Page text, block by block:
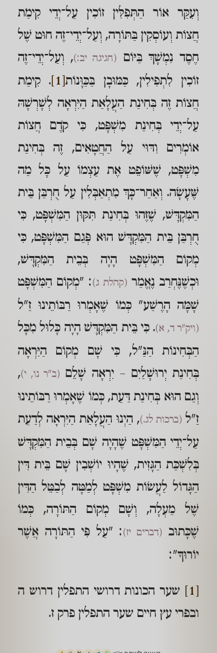
וְעִקַּר אוֹר הַתְּפִלִּין זוֹכִין עַל־יְדֵי קִימַת
חֲצוֹת וְעוֹסְקִין בַּתּוֹרָה, וְעַל־יְדֵי־זֶה חוּט שֶׁל
חֶסֶד נִמְשָׁךְ בַּיּוֹם (חגיגה יב:), וְעַל־יְדֵי־זֶה
זוֹכִין לִתְפִילִין, כַּמּוּבָן בַּכַּוָּנוֹת[1]
. קִימַת
חֲצוֹת זֶה בְּחִינַת הַעֲלָאַת הַיִּרְאָה לְשָׁרְשָׁהּ
עַל־יְדֵי בְּחִינַת מִשְׁפָּט, כִּי קֹדֶם חֲצוֹת
אוֹמְרִים וִדּוּי עַל הַחֲטָאִים, זֶה בְּחִינַת
מִשְׁפָּט, שֶׁשּׁוֹפֵט אֶת עַצְמוֹ עַל כָּל מַה
שֶּׁעָשָׂה. וְאַחַר־כָּךְ מִתְאַבְּלִין עַל חֻרְבַּן בֵּית
הַמִּקְדָּשׁ, שֶׁזֶּהוּ בְּחִינַת תִּקּוּן הַמִּשְׁפָּט, כִּי
חֻרְבַּן בֵּית הַמִּקְדָּשׁ הוּא פְּגַם הַמִּשְׁפָּט, כִּי
מְקוֹם הַמִּשְׁפָּט הָיָה בְּבֵית הַמִּקְדָּשׁ,
וּכְשֶׁנֶּחְרַב נֶאֱמַר (קהלת ג): "מְקוֹם הַמִּשְׁפָּט
שָׁמָּה הָרֶשַׁע" כְּמוֹ שֶׁאָמְרוּ רַבּוֹתֵינוּ זַ"ל
(ויק"ר ד, א). כִּי בֵּית הַמִּקְדָּשׁ הָיָה כָּלוּל מִכָּל
הַבְּחִינוֹת הַנַּ"ל, כִּי שָׁם מְקוֹם הַיִּרְאָה
בְּחִינַת יְרוּשָׁלַיִם – יִרְאָה שָׁלֵם (ב"ר נו, י),
וְגַם הוּא בְּחִינַת דַּעַת, כְּמוֹ שֶׁאָמְרוּ רַבּוֹתֵינוּ
זַ"ל (ברכות לג.), הַיְנוּ הַעֲלָאַת הַיִּרְאָה לְדַעַת
עַל־יְדֵי הַמִּשְׁפָּט שֶׁהָיָה שָׁם בְּבֵית הַמִּקְדָּשׁ
בְּלִשְׁכַּת הַגָּזִית, שֶׁהָיוּ יוֹשְׁבִין שָׁם בֵּית דִּין
הַגָּדוֹל לַעֲשׂוֹת מִשְׁפָּט לְמַטָּה לְבַטֵּל הַדִּין
שֶׁל מַעְלָה, וְשָׁם מְקוֹם הַתּוֹרָה, כְּמוֹ
שֶׁכָּתוּב (דברים יז): "עַל פִּי הַתּוֹרָה אֲשֶׁר
יוֹרוּךָ":
[1]
שער הכונות דרושי התפלין דרוש ה
ובפרי עץ חיים שער התפלין פרק ז.